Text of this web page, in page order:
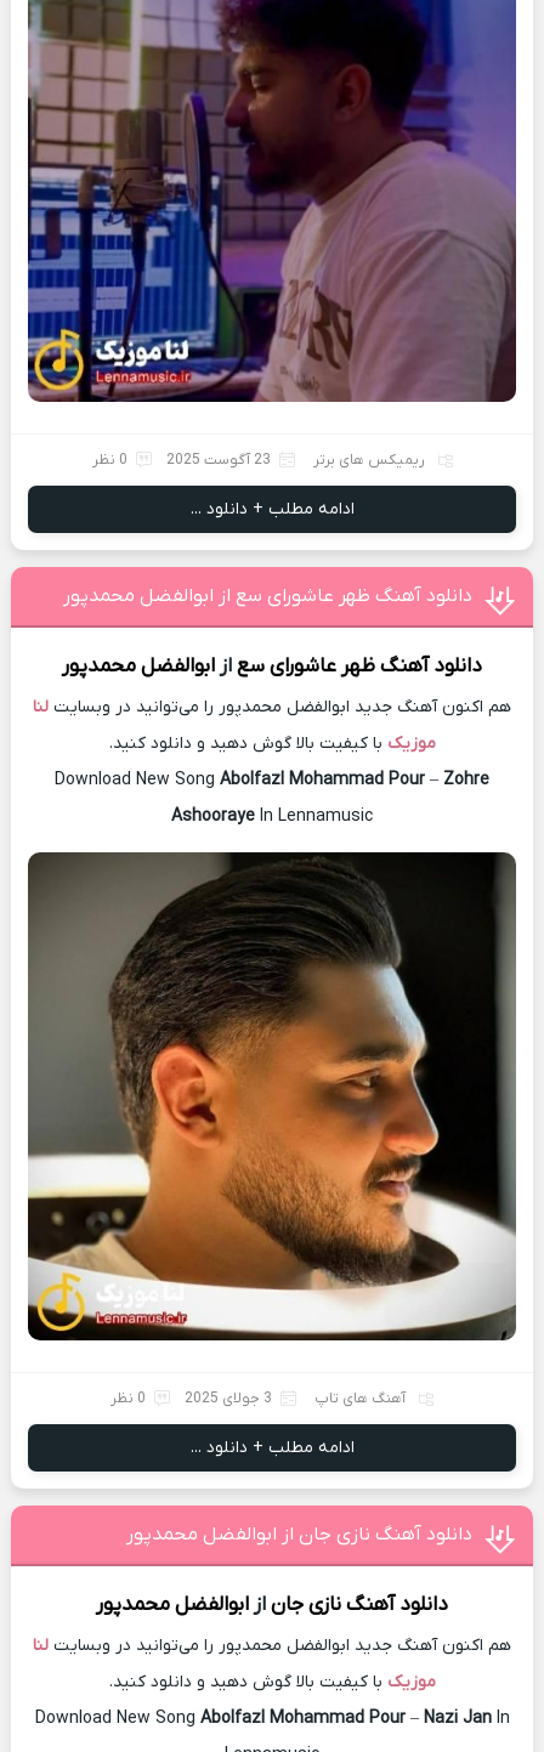
ریمیکس های برتر 23 آگوست 2025 0 نظر
ادامه مطلب + دانلود ...
دانلود آهنگ ظهر عاشورای سع از ابوالفضل محمدپور
دانلود آهنگظهر عاشورای سعازابوالفضل محمدپور
هم اکنون آهنگ جدید ابوالفضل محمدپور را می‌توانید در وبسایت لنا
موزیک با کیفیت بالا گوش دهید و دانلود کنید.
Download New Song Abolfazl Mohammad Pour – Zohre
Ashooraye In Lennamusic
آهنگ های تاپ 3 جولای 2025 0 نظر
ادامه مطلب + دانلود ...
دانلود آهنگ نازی جان از ابوالفضل محمدپور
دانلود آهنگنازی جانازابوالفضل محمدپور
هم اکنون آهنگ جدید ابوالفضل محمدپور را می‌توانید در وبسایت لنا
موزیک با کیفیت بالا گوش دهید و دانلود کنید.
Download New Song Abolfazl Mohammad Pour– Nazi JanIn